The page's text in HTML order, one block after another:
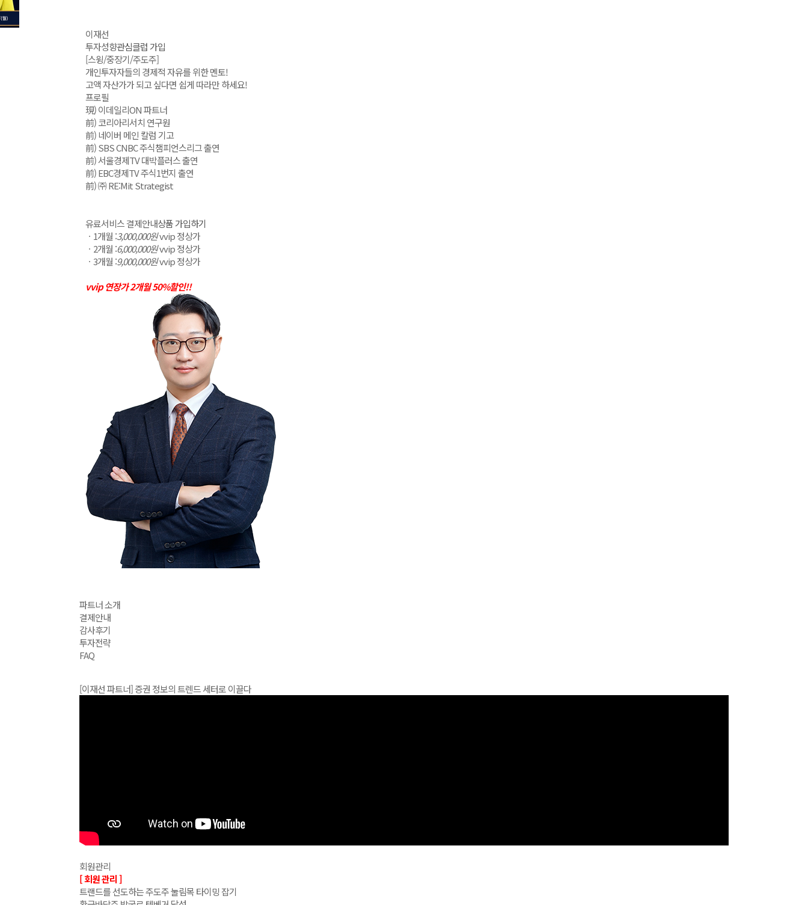
이재선
투자성향관심클럽 가입
[스윙/중장기/주도주]
개인투자자들의 경제적 자유를 위한 멘토!
고액 자산가가 되고 싶다면 쉽게 따라만 하세요!
프로필
現) 이데일리ON 파트너
前) 코리아리서치 연구원
前) 네이버 메인 칼럼 기고
前) SBS CNBC 주식챔피언스리그 출연
前) 서울경제TV 대박플러스 출연
前) EBC경제TV 주식1번지 출연
前) ㈜ RE:Mit Strategist
유료서비스 결제안내상품 가입하기
ㆍ1개월 :3,000,000원vvip 정상가
ㆍ2개월 :6,000,000원vvip 정상가
ㆍ3개월 :9,000,000원vvip 정상가
vvip 연장가 2개월 50%할인!!
파트너 소개
결제안내
감사후기
투자전략
FAQ
[이재선 파트너] 증권 정보의 트렌드 세터로 이끌다
회원관리
[ 회원 관리 ]
트랜드를 선도하는 주도주 눌림목 타이밍 잡기